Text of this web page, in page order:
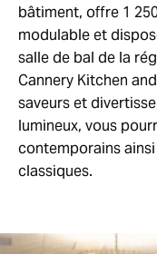
bâtiment, offre 1
modulable et
salle de bal de la
Cannery Kitchen
saveurs et
lumineux, vous
contemporains
classiques.